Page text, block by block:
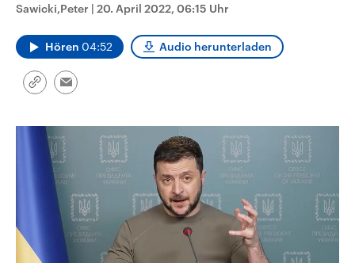
Sawicki,Peter | 20. April 2022, 06:15 Uhr
Hören 04:52 Audio herunterladen
Link
Email